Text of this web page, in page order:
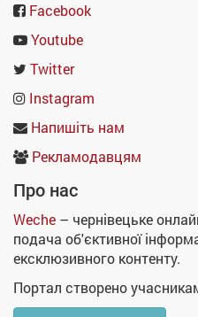
Facebook
Youtube
Twitter
Instagram
Напишіть нам
Рекламодавцям
Про нас
Weche – чернівецьке
подача об'єктивної
ексклюзивного контенту.
Портал створено